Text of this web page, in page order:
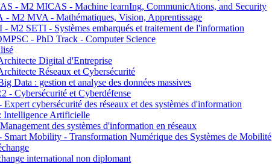
- M2 MICAS - Machine learnIng, CommunicAtions, and Security
- M2 MVA - Mathématiques, Vision, Apprentissage
M2 SETI - Systèmes embarqués et traitement de l'information
- PhD Track - Computer Science
Digital d'Entreprise
Réseaux et Cybersécurité
Data : gestion et analyse des données massives
- Cybersécurité et Cyberdéfense
cybersécurité des réseaux et des systèmes d'information
Artificielle
des systèmes d'information en réseaux
Smart Mobility - Transformation Numérique des Systèmes de Mobilité
international non diplomant